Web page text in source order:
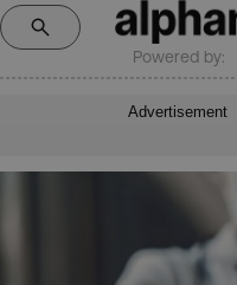
Powered by:
Advertisement